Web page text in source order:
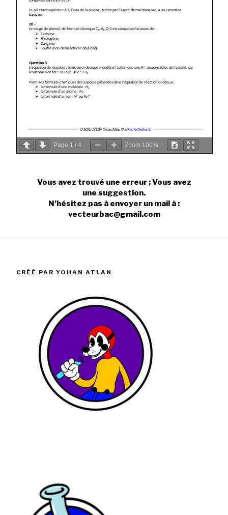
Page 1 / 4 Zoom 100%
Vous avez trouvé une erreur ; Vous avez
une suggestion.
N’hésitez pas à envoyer un mail à :
vecteurbac@gmail.com
CRÉÉ PAR YOHAN ATLAN